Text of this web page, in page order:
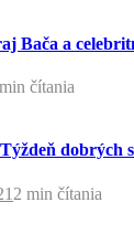
Bača a
čítania
dobrých
2 min čítania